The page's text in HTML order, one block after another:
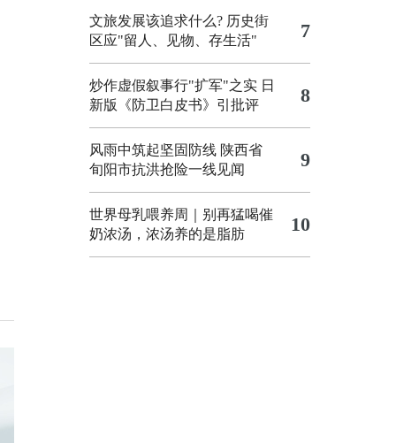
文旅发展该追求什么? 历史街
区应"留人、见物、存生活"
7
炒作虚假叙事行"扩军"之实 日
新版《防卫白皮书》引批评
8
风雨中筑起坚固防线 陕西省
旬阳市抗洪抢险一线见闻
9
世界母乳喂养周｜别再猛喝催
奶浓汤，浓汤养的是脂肪
10